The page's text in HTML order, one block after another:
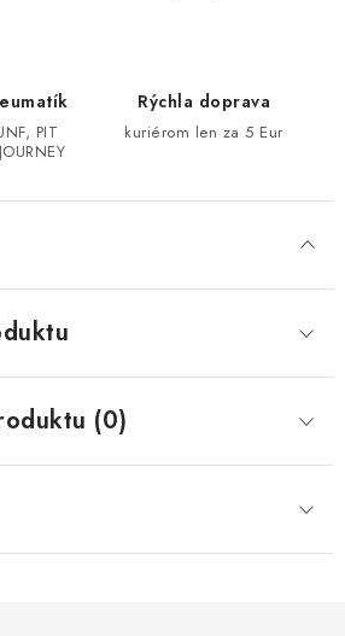
X8
X1000
650
LT LTX
AT5
Kontakt
PIT
Rýchla doprava
kuriérom len za 5 Eur
(0)